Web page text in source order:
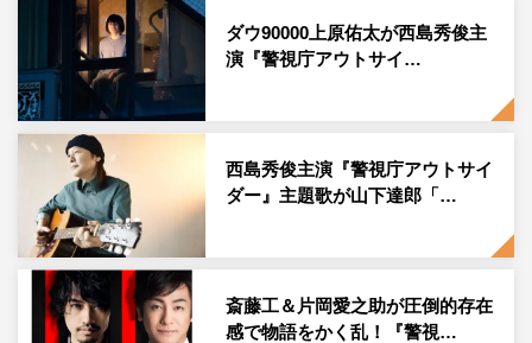
主人公・架川英児がプロレスの試合に降臨し、容疑者を確
保するド派手なアクションシーンが繰り広げられるが、新
日本プロレスのスター選手たちが参加の下、このほど特設
リングで撮影が行われた。
今回撮影されたのは、警視庁の組織犯罪対策部、いわゆ
る“マル暴”から所轄に左遷されてきた英児が、濱田演じる
蓮見光輔ら桜町中央署の面々の前に初登場するシーン。桜
町中央署管内の商店街で開催されていたプロレスの試合に
不審者が乱入し、刃物を手に立てこもるという事態が発生
する。
ダウ90000上原佑太が西島秀俊主
演『警視庁アウトサイ…
西島秀俊主演『警視庁アウトサイ
ダー』主題歌が山下達郎「…
斎藤工＆片岡愛之助が圧倒的存在
感で物語をかく乱！『警視…